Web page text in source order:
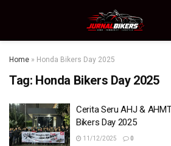
Home » Honda Bikers Day 2025
Tag: Honda Bikers Day 2025
Cerita Seru AHJ &
Bikers Day 2025
11/12/2025 0